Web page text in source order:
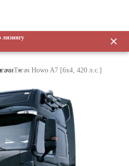
лизингу
Тягач Howo A7 [6x4, 420 л.с.]